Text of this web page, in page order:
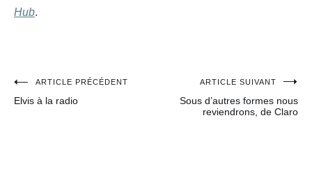
Hub.
Navigation
ARTICLE PRÉCÉDENT
Elvis à la radio
ARTICLE SUIVANT
Sous d’autres formes nous
reviendrons, de Claro